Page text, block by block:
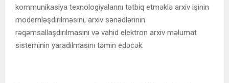
kommunikasiya texnologiyalarını tətbiq etməklə arxiv işinin
modernləşdirilməsini, arxiv sənədlərinin
rəqəmsallaşdırılmasını və vahid elektron arxiv məlumat
sisteminin yaradılmasını təmin edəcək.